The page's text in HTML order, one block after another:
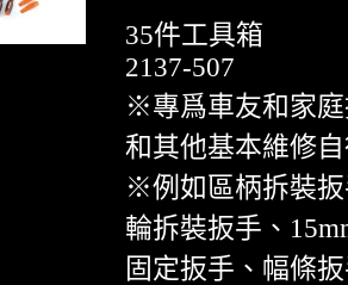
35件工具箱
2137-507
※專爲車友和家
和其他基本維修
※例如區柄拆裝
輪拆裝扳手、
固定扳手、幅條